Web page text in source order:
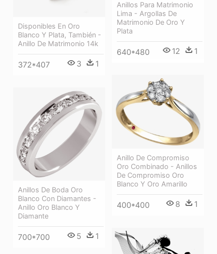
Disponibles En Oro
Blanco Y Plata, También -
Anillo De Matrimonio 14k
372*407 3 1
Anillos Para Matrimonio
Lima - Argollas De
Matrimonio De Oro Y
Plata
640*480 12 1
Anillo De Compromiso
Oro Combinado - Anillos
De Compromiso Oro
Blanco Y Oro Amarillo
400*400 8 1
Anillos De Boda Oro
Blanco Con Diamantes -
Anillo Oro Blanco Y
Diamante
700*700 5 1